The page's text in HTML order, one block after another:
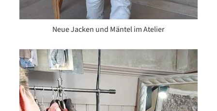
Neue Jacken und Mäntel im Atelier